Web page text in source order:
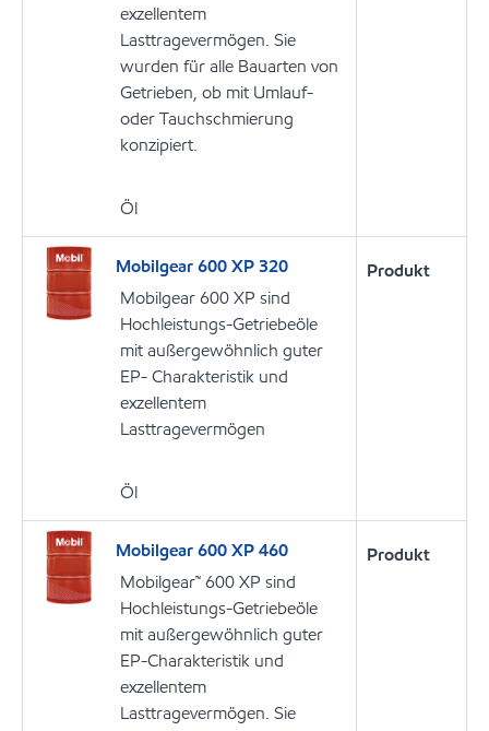
exzellentem
Lasttragevermögen. Sie
wurden für alle Bauarten von
Getrieben, ob mit Umlauf-
oder Tauchschmierung
konzipiert.
Öl
Mobilgear 600 XP 320
Mobilgear 600 XP sind
Hochleistungs-Getriebeöle
mit außergewöhnlich guter
EP- Charakteristik und
exzellentem
Lasttragevermögen
Öl
Produkt
Mobilgear 600 XP 460
Mobilgear™ 600 XP sind
Hochleistungs-Getriebeöle
mit außergewöhnlich guter
EP-Charakteristik und
exzellentem
Lasttragevermögen. Sie
Produkt